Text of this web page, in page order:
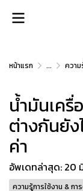
หน้าแรก ... ความรู้
น้ำมันเครื่
ต่างกันยัง
ค่า
อัพเดทล่าสุด: 20
ความรู้การใช้งาน & กา